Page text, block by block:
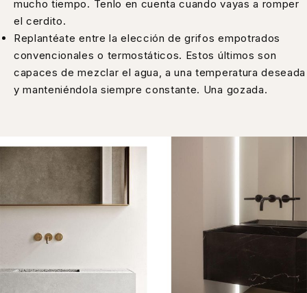
mucho tiempo. Tenlo en cuenta cuando vayas a romper
el cerdito.
Replantéate entre la elección de grifos empotrados
convencionales o termostáticos. Estos últimos son
capaces de mezclar el agua, a una temperatura deseada
y manteniéndola siempre constante. Una gozada.